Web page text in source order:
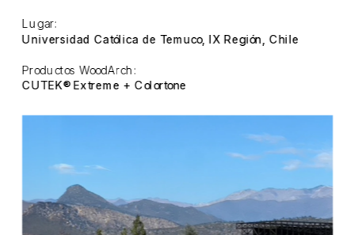
Lugar:
Universidad Católica de Temuco, IX Región, Chile
Productos WoodArch:
CUTEK® Extreme + Colortone